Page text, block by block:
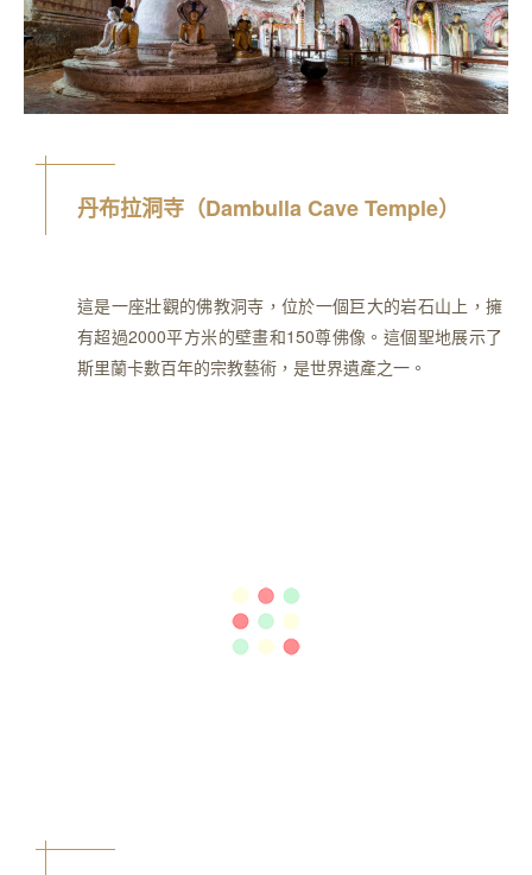
丹布拉洞寺（Dambulla Cave Temple）
這是一座壯觀的佛教洞寺，位於一個巨大的岩石山上，擁
有超過2000平方米的壁畫和150尊佛像。這個聖地展示了
斯里蘭卡數百年的宗教藝術，是世界遺產之一。